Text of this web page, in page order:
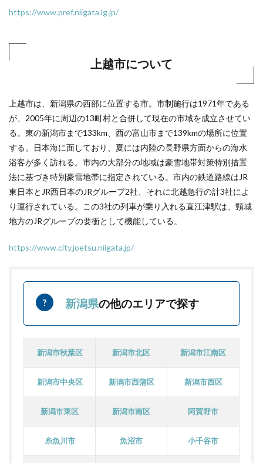
https://www.pref.niigata.lg.jp/
上越市について
上越市は、新潟県の西部に位置する市。市制施行は1971年である
が、2005年に周辺の13町村と合併して現在の市域を成立させてい
る。東の新潟市まで133km、西の富山市まで139kmの場所に位置
する。日本海に面しており、夏には内陸の長野県方面からの海水
浴客が多く訪れる。市内の大部分の地域は豪雪地帯対策特別措置
法に基づき特別豪雪地帯に指定されている。市内の鉄道路線はJR
東日本とJR西日本のJRグループ2社、それに北越急行の計3社によ
り運行されている。この3社の列車が乗り入れる直江津駅は、頸城
地方のJRグループの要衝として機能している。
https://www.city.joetsu.niigata.jp/
新潟県の他のエリアで探す
新潟市秋葉区 新潟市北区 新潟市江南区
新潟市中央区 新潟市西蒲区 新潟市西区
新潟市東区 新潟市南区 阿賀野市
糸魚川市 魚沼市 小千谷市